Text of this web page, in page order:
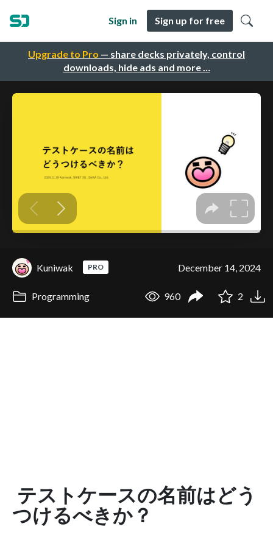
Upgrade to Pro — share decks privately, control
downloads, hide ads and more …
Sign in Sign up for free
Kuniwak PRO December 14, 2024
Programming 960 2
テストケースの名前はどう
つけるべきか？